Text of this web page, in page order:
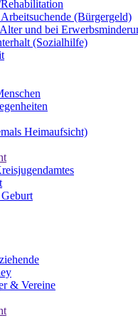
(Bürgergeld)
und bei
(Sozialhilfe)
Heimaufsicht)
& Vereine